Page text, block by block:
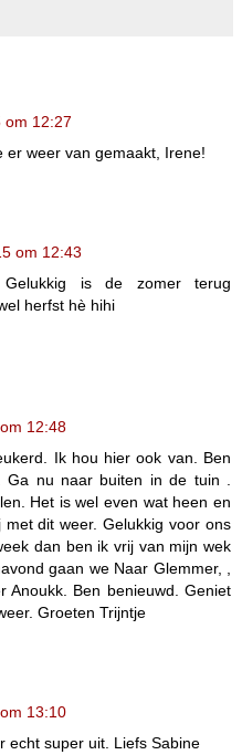
om 12:27
er weer van gemaakt, Irene!
om 12:43
Gelukkig is de zomer terug
herfst hè hihi
12:48
Ik hou hier ook van. Ben
nu naar buiten in de tuin .
Het is wel even wat heen en
dit weer. Gelukkig voor ons
dan ben ik vrij van mijn wek
gaan we Naar Glemmer, ,
Anoukk. Ben benieuwd. Geniet
Groeten Trijntje
13:10
echt super uit. Liefs Sabine